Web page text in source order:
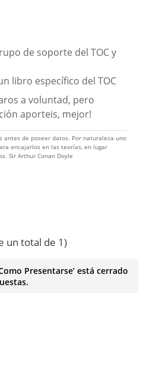
de soporte del TOC y
libro específico del TOC
a voluntad, pero
aporteis, mejor!
antes de poseer datos. Por naturaleza uno
encajarlos en las teorías, en lugar
Sir Arthur Conan Doyle
un total de 1)
Presentarse’ está cerrado